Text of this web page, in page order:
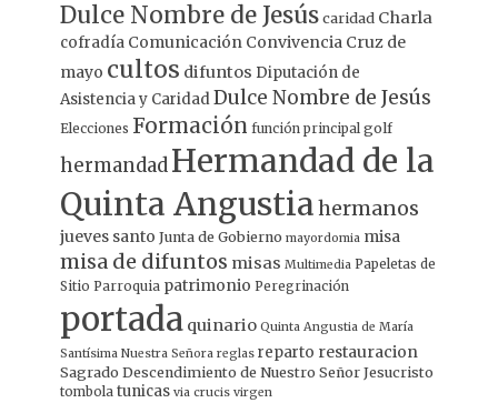
Dulce Nombre de Jesús caridad Charla
cofradía Comunicación Convivencia Cruz de
mayo cultos difuntos Diputación de
Asistencia y CaridadDulce Nombre de Jesús
Elecciones Formación función principal golf
hermandad Hermandad de la
Quinta Angustiahermanos
jueves santo Junta de Gobierno mayordomia misa
misa de difuntos misas Multimedia Papeletas de
Sitio Parroquia patrimonio Peregrinación
portada quinario Quinta Angustia de María
Santísima Nuestra Señora reglas reparto restauracion
Sagrado Descendimiento de Nuestro Señor Jesucristo
tombola tunicas via crucis virgen